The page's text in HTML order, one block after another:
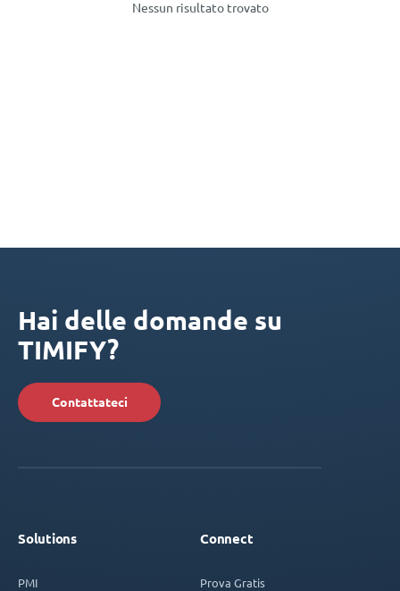
Nessun risultato trovato
Hai delle domande su
TIMIFY?
Contattateci
Solutions
PMI
Connect
Prova Gratis